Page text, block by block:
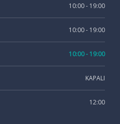
10:00 - 19:00
10:00 - 19:00
10:00 - 19:00
KAPALI
12:00